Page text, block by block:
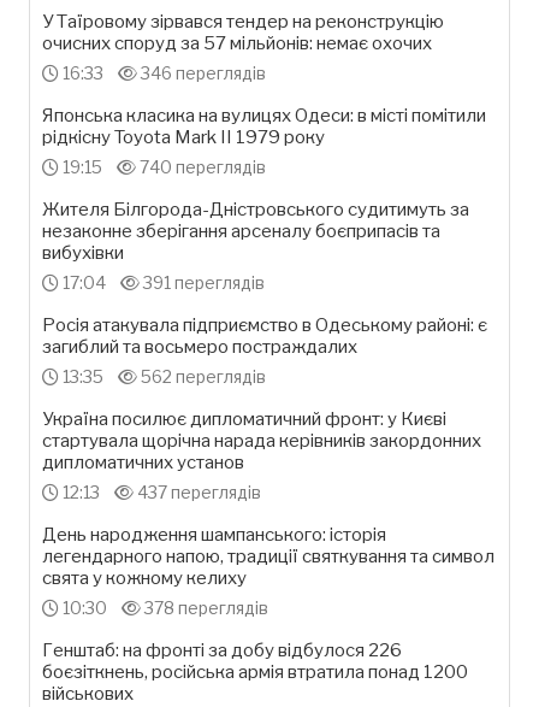
У Таїровому зірвався тендер на реконструкцію
очисних споруд за 57 мільйонів: немає охочих
16:33 346 переглядів
Японська класика на вулицях Одеси: в місті помітили
рідкісну Toyota Mark II 1979 року
19:15 740 переглядів
Жителя Білгорода-Дністровського судитимуть за
незаконне зберігання арсеналу боєприпасів та
вибухівки
17:04 391 переглядів
Росія атакувала підприємство в Одеському районі: є
загиблий та восьмеро постраждалих
13:35 562 переглядів
Україна посилює дипломатичний фронт: у Києві
стартувала щорічна нарада керівників закордонних
дипломатичних установ
12:13 437 переглядів
День народження шампанського: історія
легендарного напою, традиції святкування та символ
свята у кожному келиху
10:30 378 переглядів
Генштаб: на фронті за добу відбулося 226
боєзіткнень, російська армія втратила понад 1200
військових